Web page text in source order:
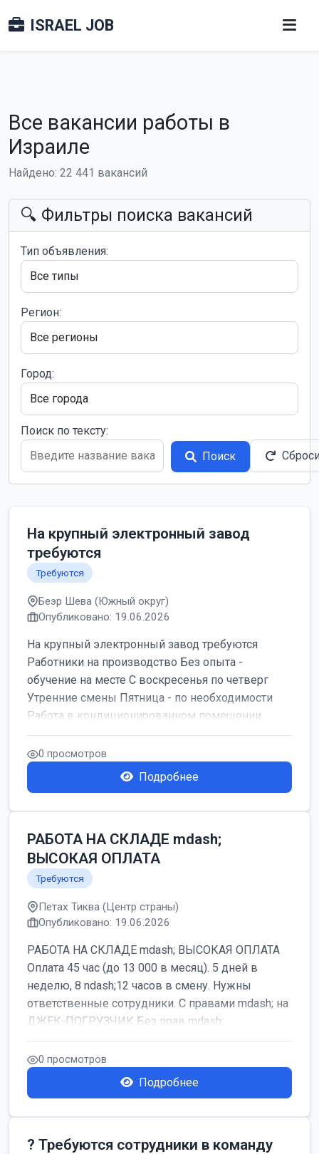
ISRAEL JOB
Все вакансии работы в
Израиле
Найдено: 22 441 вакансий
🔍 Фильтры поиска вакансий
Тип объявления:
Регион:
Город:
Поиск по тексту:
Поиск
На крупный электронный завод
требуются
Требуются
Беэр Шева (Южный округ)
Опубликовано: 19.06.2026
На крупный электронный завод требуются
Работники на производство Без опыта -
обучение на месте С воскресенья по четверг
Утренние смены Пятница - по необходимости
Работа в кондиционированном помещении ...
0 просмотров
Подробнее
РАБОТА НА СКЛАДЕ mdash;
ВЫСОКАЯ ОПЛАТА
Требуются
Петах Тиква (Центр страны)
Опубликовано: 19.06.2026
РАБОТА НА СКЛАДЕ mdash; ВЫСОКАЯ ОПЛАТА
Оплата 45 час (до 13 000 в месяц). 5 дней в
неделю, 8 ndash;12 часов в смену. Нужны
ответственные сотрудники. С правами mdash; на
ДЖЕК-ПОГРУЗЧИК Без прав mdash; ...
0 просмотров
Подробнее
? Требуются сотрудники в команду